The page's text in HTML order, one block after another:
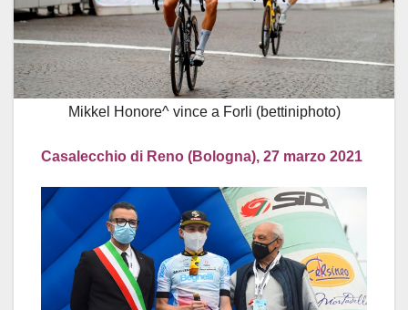
Mikkel Honore^ vince a Forli (bettiniphoto)
Casalecchio di Reno (Bologna), 27 marzo 2021